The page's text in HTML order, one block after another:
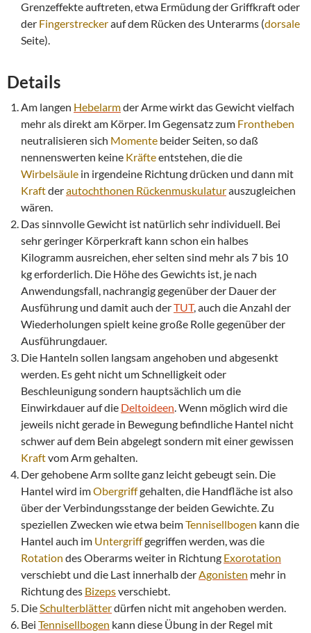
Grenzeffekte auftreten, etwa Ermüdung der Griffkraft oder
der Fingerstreckerauf dem Rücken des Unterarms (dorsale
Seite).
Details
Am langen Hebelarmder Arme wirkt das Gewicht vielfach
mehr als direkt am Körper. Im Gegensatz zum Frontheben
neutralisieren sich Momente beider Seiten, so daß
nennenswerten keine Kräfteentstehen, die die
Wirbelsäule in irgendeine Richtung drücken und dann mit
Kraftderautochthonen Rückenmuskulaturauszugleichen
wären.
Das sinnvolle Gewicht ist natürlich sehr individuell. Bei
sehr geringer Körperkraft kann schon ein halbes
Kilogramm ausreichen, eher selten sind mehr als 7 bis 10
kg erforderlich. Die Höhe des Gewichts ist, je nach
Anwendungsfall, nachrangig gegenüber der Dauer der
Ausführung und damit auch derTUT, auch die Anzahl der
Wiederholungen spielt keine große Rolle gegenüber der
Ausführungdauer.
Die Hanteln sollen langsam angehoben und abgesenkt
werden. Es geht nicht um Schnelligkeit oder
Beschleunigung sondern hauptsächlich um die
Einwirkdauer auf die Deltoideen . Wenn möglich wird die
jeweils nicht gerade in Bewegung befindliche Hantel nicht
schwer auf dem Bein abgelegt sondern mit einer gewissen
Kraftvom Arm gehalten.
Der gehobene Arm sollte ganz leicht gebeugt sein. Die
Hantel wird imObergriffgehalten, die Handfläche ist also
über der Verbindungsstange der beiden Gewichte. Zu
speziellen Zwecken wie etwa beimTennisellbogen kann die
Hantel auch im Untergriffgegriffen werden, was die
Rotation des Oberarms weiter in Richtung Exorotation
verschiebt und die Last innerhalb der Agonisten mehr in
Richtung des Bizepsverschiebt.
Die Schulterblätterdürfen nicht mit angehoben werden.
Bei Tennisellbogen kann diese Übung in der Regel mit